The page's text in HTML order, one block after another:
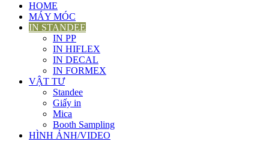
HOME
MÁY MÓC
IN STANDEE
IN PP
IN HIFLEX
IN DECAL
IN FORMEX
VẬT TƯ
Standee
Giấy in
Mica
Booth Sampling
HÌNH ẢNH/VIDEO